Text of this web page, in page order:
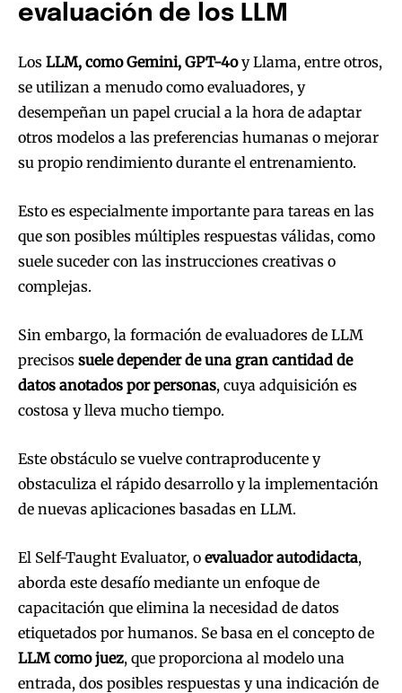
evaluación de los LLM
Los LLM, como Gemini, GPT-4oy Llama, entre otros,
se utilizan a menudo como evaluadores, y
desempeñan un papel crucial a la hora de adaptar
otros modelos a las preferencias humanas o mejorar
su propio rendimiento durante el entrenamiento.
Esto es especialmente importante para tareas en las
que son posibles múltiples respuestas válidas, como
suele suceder con las instrucciones creativas o
complejas.
Sin embargo, la formación de evaluadores de LLM
precisos suele depender de una gran cantidad de
datos anotados por personas, cuya adquisición es
costosa y lleva mucho tiempo.
Este obstáculo se vuelve contraproducente y
obstaculiza el rápido desarrollo y la implementación
de nuevas aplicaciones basadas en LLM.
El Self-Taught Evaluator, o evaluador autodidacta,
aborda este desafío mediante un enfoque de
capacitación que elimina la necesidad de datos
etiquetados por humanos. Se basa en el concepto de
LLM como juez, que proporciona al modelo una
entrada, dos posibles respuestas y una indicación de